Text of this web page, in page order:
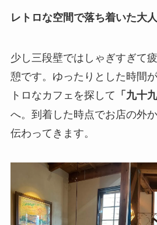
レトロな空間で落ち着いた大
少し三段壁ではしゃぎすぎて
憩です。ゆったりとした時間
トロなカフェを探して 「九十
へ。到着した時点でお店の外
伝わってきます。